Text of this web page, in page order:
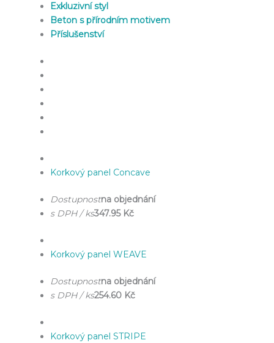
Exkluzivní styl
Beton s přírodním motivem
Příslušenství
Korkový panel Concave
Dostupnostna objednání
s DPH / ks347.95 Kč
Korkový panel WEAVE
Dostupnostna objednání
s DPH / ks254.60 Kč
Korkový panel STRIPE